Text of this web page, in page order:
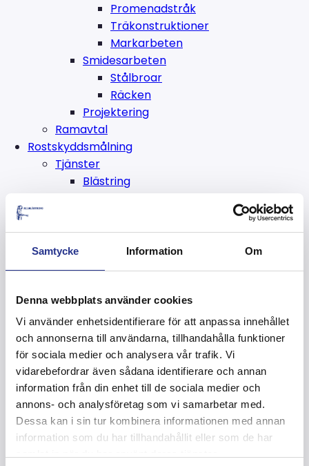
Samtycke Information Om
Denna webbplats använder cookies
Vi använder enhetsidentifierare för att anpassa innehållet
och annonserna till användarna, tillhandahålla funktioner
för sociala medier och analysera vår trafik. Vi
vidarebefordrar även sådana identifierare och annan
information från din enhet till de sociala medier och
annons- och analysföretag som vi samarbetar med.
Dessa kan i sin tur kombinera informationen med annan
information som du har tillhandahållit eller som de har
Promenadstråk
Träkonstruktioner
Markarbeten
Smidesarbeten
Stålbroar
Räcken
Projektering
Ramavtal
Rostskyddsmålning
Tjänster
Blästring
Spongeblästring
Kolsyreisrengöring
Vattenblästring
Rostskyddsmålning
Förzinkning
Inspektion
Hyra och köpa
Hyra blästerutrustning
Köpa blästermedel
Köpa färg
Verkstad
Blästring verkstad
Ytskydd verkstad